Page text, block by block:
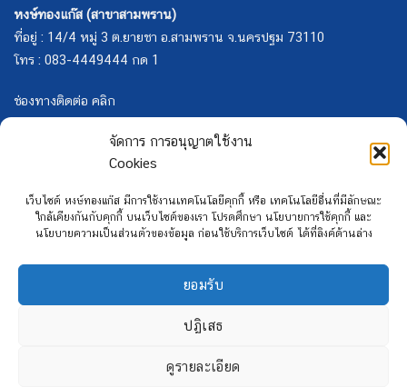
จัดการ การอนุญาตใช้งาน
Cookies
เว็บไซต์ หงษ์ทองแก๊ส มีการใช้งานเทคโนโลยีคุกกี้ หรือ เทคโนโลยีอื่นที่มีลักษณะ
ใกล้เคียงกันกับคุกกี้ บนเว็บไซต์ของเรา โปรดศึกษา นโยบายการใช้คุกกี้ และ
นโยบายความเป็นส่วนตัวของข้อมูล ก่อนใช้บริการเว็บไซต์ ได้ที่ลิงค์ด้านล่าง
ยอมรับ
ปฏิเสธ
ดูรายละเอียด
หงษ์ทองแก๊ส (สาขาสามพราน)
ที่อยู่ : 14/4 หมู่ 3 ต.ยายชา อ.สามพราน จ.นครปฐม 73110
โทร : 083-4449444 กด 1
ช่องทางติดต่อ คลิก